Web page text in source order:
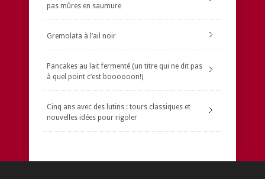
pas mûres en saumure
Gremolata à l’ail noir
Pancakes au lait fermenté (un titre qui ne dit pas
à quel point c’est boooooon!)
Cinq ans avec des lutins : tours classiques et
nouvelles idées pour rigoler